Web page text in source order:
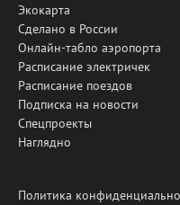
Экокарта
Сделано в России
Онлайн-табло аэропорта
Расписание электричек
Расписание поездов
Подписка на новости
Спецпроекты
Наглядно
Политика